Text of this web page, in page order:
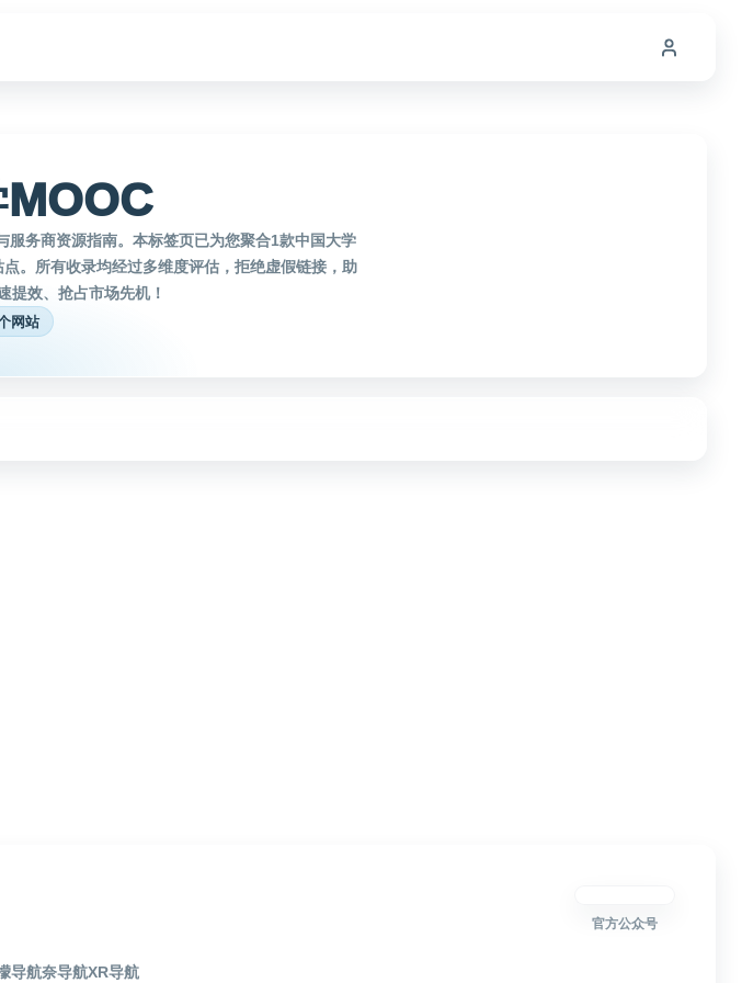
务商资源指南。本标签页已为您聚合1款中国大学
。所有收录均经过多维度评估，拒绝虚假链接，助
提效、抢占市场先机！
网站
导航奈导航XR导航
官方公众号